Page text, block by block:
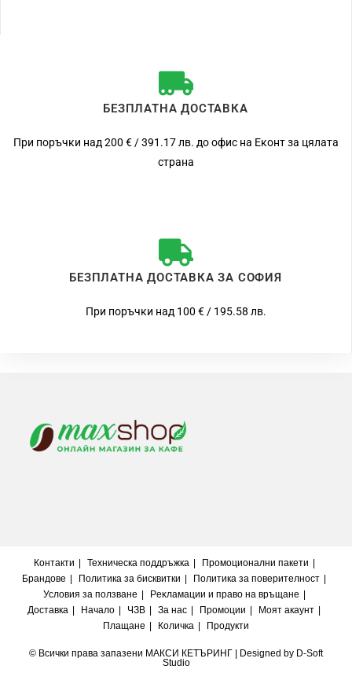
БЕЗПЛАТНА ДОСТАВКА
При поръчки над 200 € / 391.17 лв. до офис на Еконт за цялата
страна
БЕЗПЛАТНА ДОСТАВКА ЗА СОФИЯ
При поръчки над 100 € / 195.58 лв.
Контакти Техническа поддръжка
Промоционални пакети
Брандове
Политика за бисквитки
Политика за поверителност
Условия за ползване
Peĸлaмaции и пpaвo нa вpъщaнe
Доставка
Начало ЧЗВ За нас Промоции
Моят акаунт
Плащане
Количка Продукти
© Всички права запазени MАКСИ КЕТЪРИНГ | Designed by D-Soft
Studio